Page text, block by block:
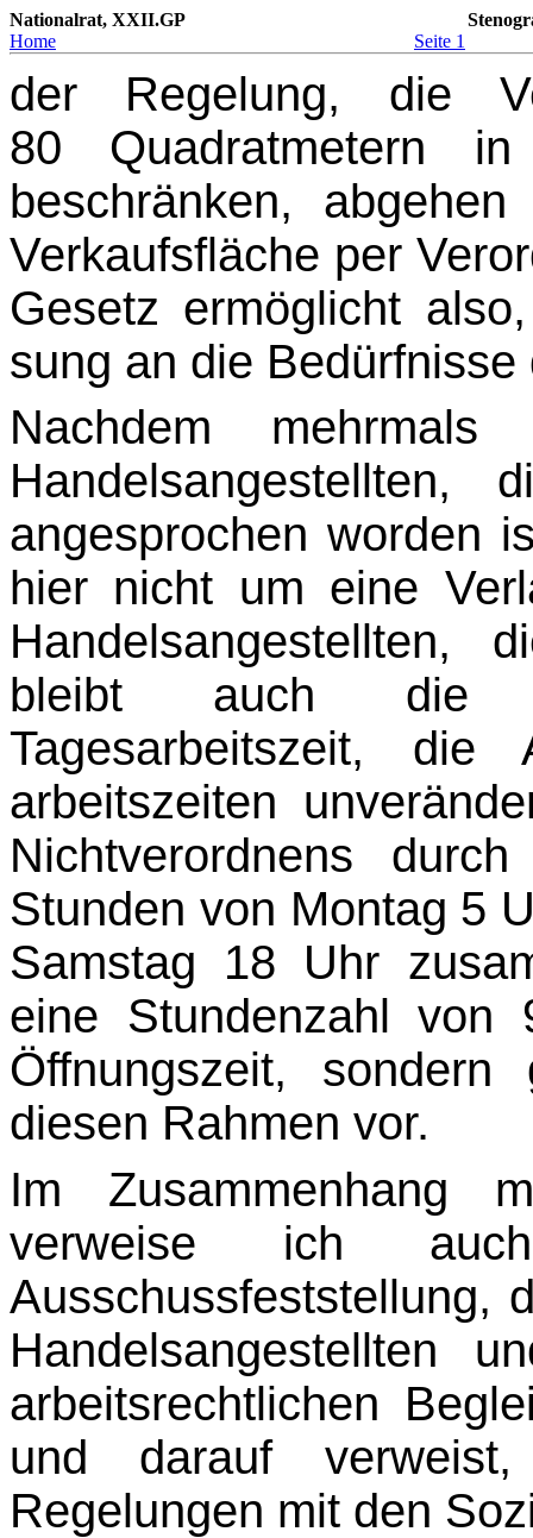
Nationalrat, XXII.GP
Home
Seite 1
der Regelung, die
80 Quadratmetern
beschränken,
Verkaufsfläche per
Gesetz ermöglicht
sung an die
Nachdem
Handelsangestellten,
angesprochen worden
hier nicht um eine
Handelsangestellten,
bleibt auch die
Tagesarbeitszeit, die
arbeitszeiten
Nichtverordnens
Stunden von Montag 5
Samstag 18 Uhr
eine Stundenzahl von
Öffnungszeit,
diesen Rahmen vor.
Im Zusammenhang
verweise ich
Ausschussfeststellung,
Handelsangestellten
arbeitsrechtlichen
und darauf
Regelungen mit den